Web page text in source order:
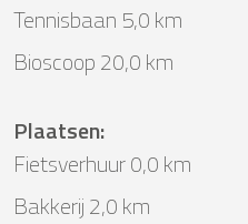
Tennisbaan 5,0 km
Bioscoop 20,0 km
Plaatsen:
Fietsverhuur 0,0 km
Bakkerij 2,0 km